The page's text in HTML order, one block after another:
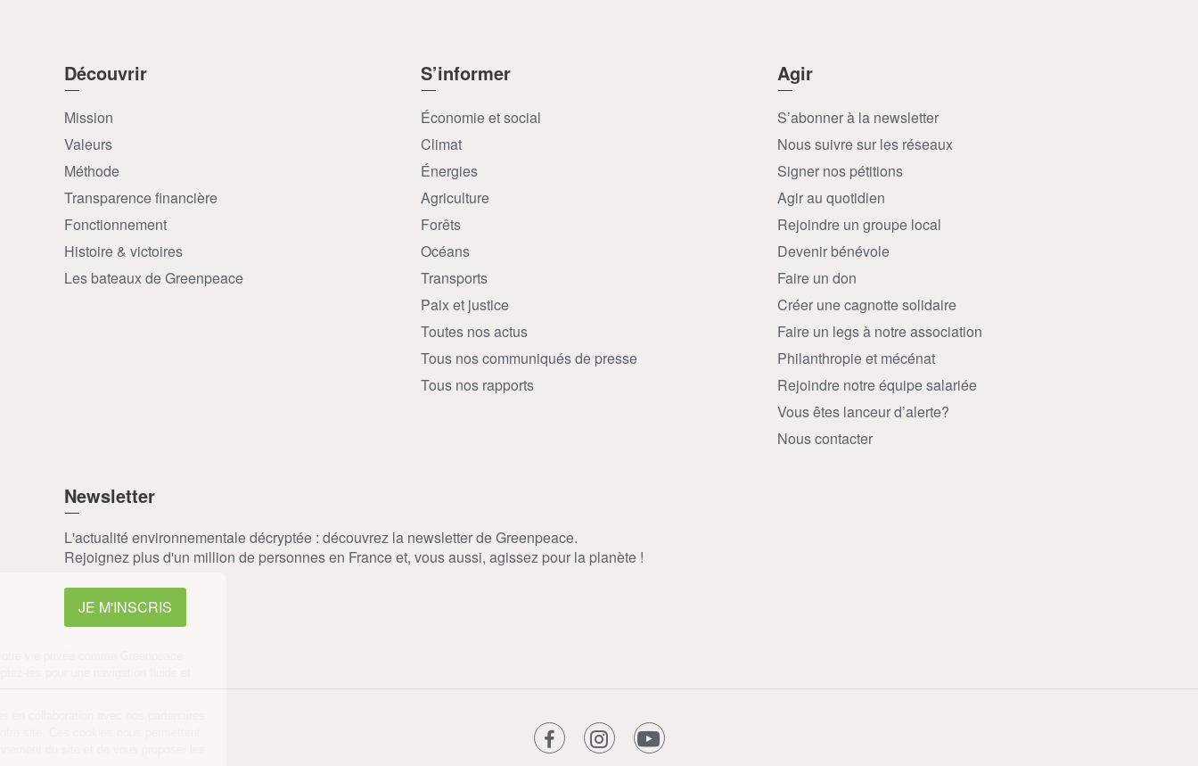
Découvrir
Mission
Valeurs
Méthode
Transparence financière
Fonctionnement
Histoire & victoires
Les bateaux de Greenpeace
S’informer
Économie et social
Climat
Énergies
Agriculture
Forêts
Océans
Transports
Paix et justice
Toutes nos actus
Tous nos communiqués de presse
Tous nos rapports
Agir
S’abonner à la newsletter
Nous suivre sur les réseaux
Signer nos pétitions
Agir au quotidien
Rejoindre un groupe local
Devenir bénévole
Faire un don
Créer une cagnotte solidaire
Faire un legs à notre association
Philanthropie et mécénat
Rejoindre notre équipe salariée
Vous êtes lanceur d’alerte?
Nous contacter
Newsletter
L'actualité environnementale décryptée : découvrez la newsletter de Greenpeace.
Rejoignez plus d'un million de personnes en France et, vous aussi, agissez pour la planète !
JE M'INSCRIS
facebookinstagramyoutube